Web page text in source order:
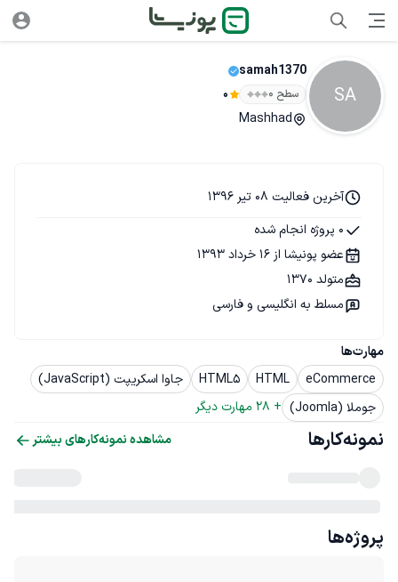
SA
samah1370
سطح ۰ 0
Mashhad
مهارت‌ها
eCommerce
HTML
HTML5
جاوا اسکریپت (JavaScript)
جوملا (Joomla)
+
28 مهارت دیگر
آخرین فعالیت 08 تیر 1396
0 پروژه انجام شده
عضو پونیشا از 16 خرداد 1393
متولد 1370
مسلط به انگلیسی و فارسی
نمونه‌کارها مشاهده نمونه‌کارهای بیشتر
پروژه‌ها